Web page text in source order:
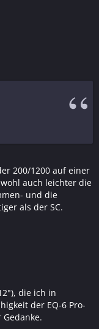
200/1200 auf einer
auch leichter die
und die
als der SC.
die ich in
der EQ-6 Pro-